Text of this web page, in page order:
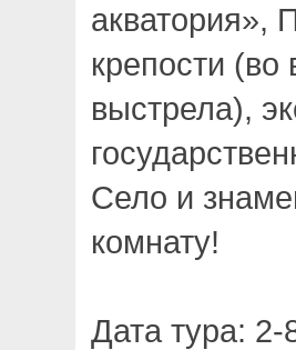
акватория»,
крепости
выстрела),
Село и
комнату!
Дата тура: